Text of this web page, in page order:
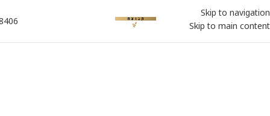
Skip to navigation
Skip to main content